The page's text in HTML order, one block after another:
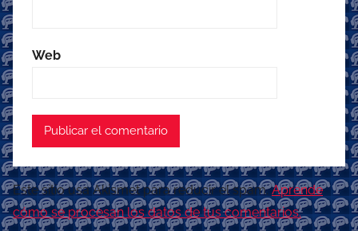
Web
Este sitio usa Akismet para reducir el spam.Aprende
cómo se procesan los datos de tus comentarios.